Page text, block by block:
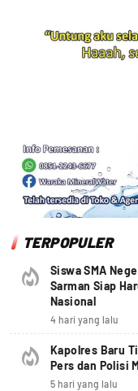
TERPOPULER
Siswa SMA
Sarman Siap
Nasional
4 hari yang lalu
Kapolres Baru
Pers dan Polisi
5 hari yang lalu